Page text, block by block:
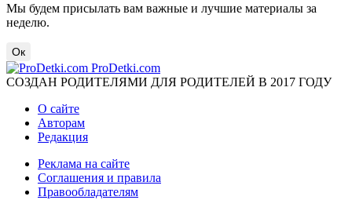
Мы будем присылать вам важные и лучшие материалы за
неделю.
Ок
ProDetki.com
СОЗДАН РОДИТЕЛЯМИ ДЛЯ РОДИТЕЛЕЙ В 2017 ГОДУ
О сайте
Авторам
Редакция
Реклама на сайте
Соглашения и правила
Правообладателям